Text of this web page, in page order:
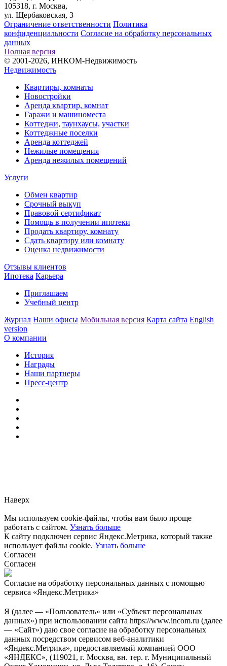
105318, г. Москва,
ул. Щербаковская, 3
Ограничение ответственности Политика
конфиденциальности Согласие на обработку персональных
данных
Полная версия
© 2001-2026, ИНКОМ-Недвижимость
Недвижимость
Квартиры, комнаты
Новостройки
Аренда квартир, комнат
Гаражи и машиноместа
Коттеджи, таунхаусы, участки
Коттеджные поселки
Аренда коттеджей
Нежилые помещения
Аренда нежилых помещений
Услуги
Обмен квартир
Срочный выкуп
Правовой сертификат
Помощь в получении ипотеки
Продать квартиру, комнату
Сдать квартиру или комнату
Оценка недвижимости
Отзывы клиентов
Ипотека Карьера
Приглашаем
Учебный центр
Журнал Наши офисы Мобильная версия Карта сайта English
version
О компании
История
Награды
Наши партнеры
Пресс-центр
Наверх
Мы используем cookie-файлы, чтобы вам было проще
работать с сайтом. Узнать больше
К сайту подключен сервис Яндекс.Метрика, который также
использует файлы cookie. Узнать больше
Согласен
Согласен
Согласие на обработку персональных данных с помощью
сервиса «Яндекс.Метрика»
Я (далее — «Пользователь» или «Субъект персональных
данных») при использовании сайта https://www.incom.ru (далее
— «Сайт») даю свое согласие на обработку персональных
данных посредством сервисом веб-аналитики
«Яндекс.Метрика», предоставляемый компанией ООО
«ЯНДЕКС», (119021, г. Москва, вн. тер. г. Муниципальный